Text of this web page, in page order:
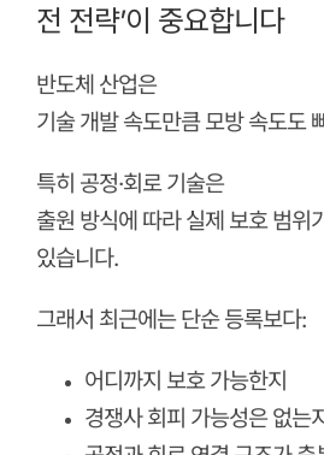
전 전략’이 중요합니다
반도체 산업은
기술 개발 속도만큼 모방 속도도
특히 공정·회로 기술은
출원 방식에 따라 실제 보호 범위
있습니다.
그래서 최근에는 단순 등록보다:
어디까지 보호 가능한지
경쟁사 회피 가능성은 없는지